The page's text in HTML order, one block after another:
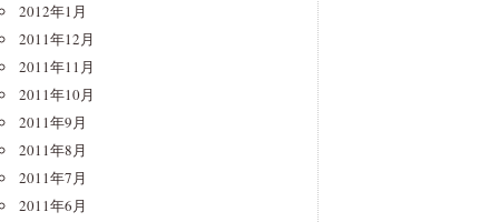
2012年1月
2011年12月
2011年11月
2011年10月
2011年9月
2011年8月
2011年7月
2011年6月